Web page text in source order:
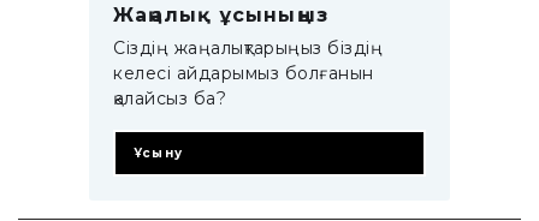
Жаңалық ұсыныңыз
Сіздің жаңалықтарыңыз біздің
келесі айдарымыз болғанын
қалайсыз ба?
Ұсыну